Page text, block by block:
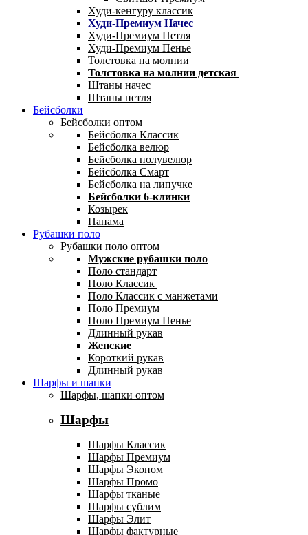
Худи-кенгуру классик
Худи-Премиум Начес
Худи-Премиум Петля
Худи-Премиум Пенье
Толстовка на молнии
Толстовка на молнии детская
Штаны начес
Штаны петля
Бейсболки
Бейсболки оптом
Бейсболка Классик
Бейсболка велюр
Бейсболка полувелюр
Бейсболка Смарт
Бейсболка на липучке
Бейсболки 6-клинки
Козырек
Панама
Рубашки поло
Рубашки поло оптом
Мужские рубашки поло
Поло стандарт
Поло Классик
Поло Классик с манжетами
Поло Премиум
Поло Премиум Пенье
Длинный рукав
Женские
Короткий рукав
Длинный рукав
Шарфы и шапки
Шарфы, шапки оптом
Шарфы
Шарфы Классик
Шарфы Премиум
Шарфы Эконом
Шарфы Промо
Шарфы тканые
Шарфы сублим
Шарфы Элит
Шарфы фактурные